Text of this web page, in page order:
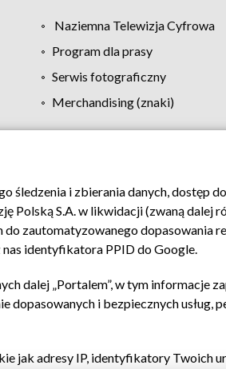
Naziemna Telewizja Cyfrowa
Program dla prasy
Serwis fotograficzny
Merchandising (znaki)
Biuro reklamy Kontakt
śledzenia i zbierania danych, dostęp
Polską S.A. w likwidacji (zwaną dalej
do zautomatyzowanego dopasowania
identyfikatora PPID do Google.
dalej „Portalem”, w tym informacje
i bezpiecznych usług,
jak adresy IP, identyfikatory Twoich